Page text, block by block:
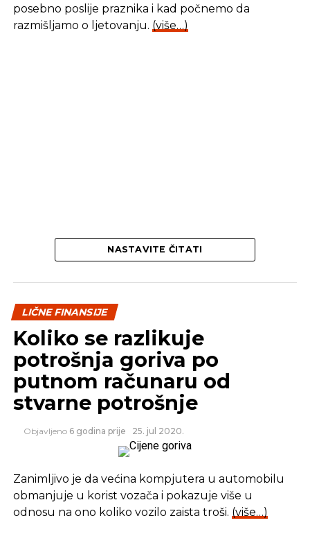
posebno poslije praznika i kad počnemo da
razmišljamo o ljetovanju. (više…)
NASTAVITE ČITATI
LIČNE FINANSIJE
Koliko se razlikuje
potrošnja goriva po
putnom računaru od
stvarne potrošnje
Objavljeno 6 godina prije 25. jul 2020.
Zanimljivo je da većina kompjutera u automobilu
obmanjuje u korist vozača i pokazuje više u
odnosu na ono koliko vozilo zaista troši. (više…)